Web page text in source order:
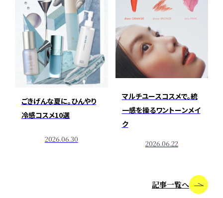
ごきげんな夏に。ひんやり
冷感コスメ10選
2026.06.30
マルチユースコスメで。統
一感を操るワントーンメイ
ク
2026.06.22
記事一覧へ